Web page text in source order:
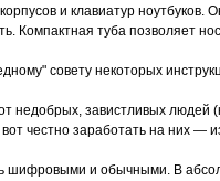
и клавиатур ноутбуков.
Компактная туба позволяет
совету некоторых
недобрых, завистливых людей
честно заработать на них —
шифровыми и обычными. В